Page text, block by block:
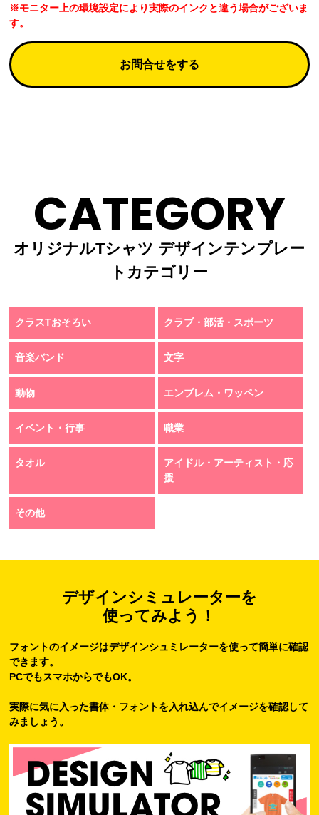
※モニター上の環境設定により実際のインクと違う場合がございま
す。
お問合せをする
CATEGORY
オリジナルTシャツ デザインテンプレー
トカテゴリー
クラスTおそろい クラブ・部活・スポーツ
音楽バンド 文字
動物 エンブレム・ワッペン
イベント・行事 職業
タオル
アイドル・アーティスト・応
援
その他
デザインシミュレーターを
使ってみよう！
フォントのイメージはデザインシュミレーターを使って簡単に確認
できます。
PCでもスマホからでもOK。
実際に気に入った書体・フォントを入れ込んでイメージを確認して
みましょう。